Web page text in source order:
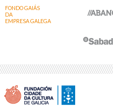
FONDO GAIÁS
DA
EMPRESA GALEGA